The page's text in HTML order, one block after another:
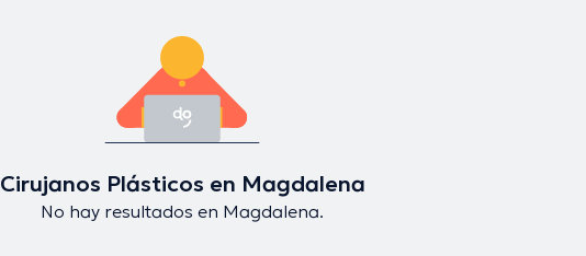
Cirujanos Plásticos en Magdalena
No hay resultados en Magdalena.